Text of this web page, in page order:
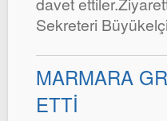
Sekreteri
MARMARA
ETTİ